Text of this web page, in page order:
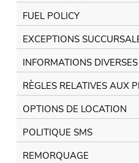
FUEL POLICY
EXCEPTIONS
INFORMATIONS DIVERSES
RÈGLES RELATIVES AUX
OPTIONS DE LOCATION
POLITIQUE SMS
REMORQUAGE